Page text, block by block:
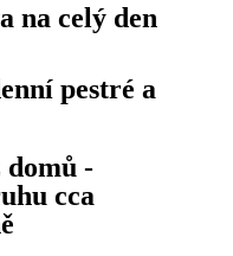
na celý den
pestré a
domů -
cca